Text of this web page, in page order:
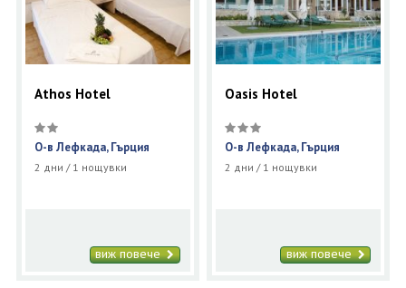
Athos Hotel
О-в Лефкада, Гърция
2 дни / 1 нощувки
виж повече
Oasis Hotel
О-в Лефкада, Гърция
2 дни / 1 нощувки
виж повече